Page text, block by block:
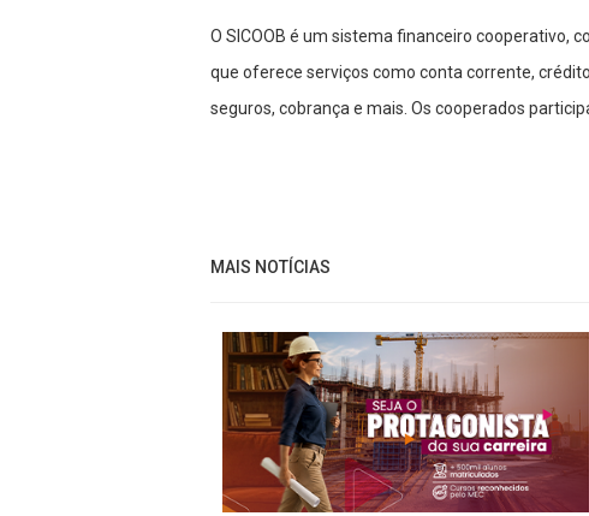
O SICOOB é um sistema financeiro cooperativo,
que oferece serviços como conta corrente,
seguros, cobrança e mais. Os cooperados
MAIS NOTÍCIAS